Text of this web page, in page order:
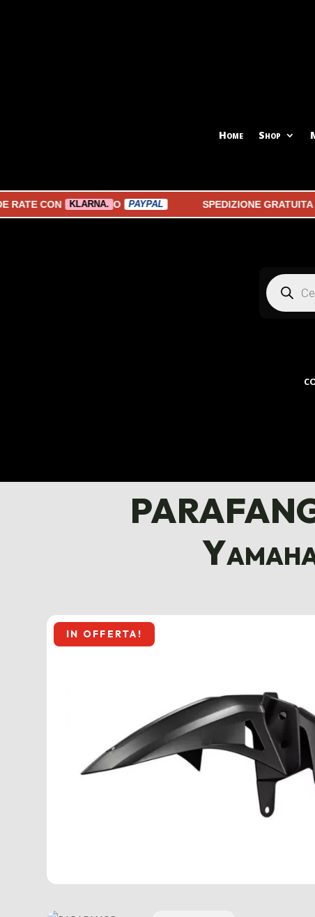
Home Shop
CON KLARNA. O PAYPAL SPEDIZIONE GRATUITA A
Products
search
IN OFFERTA!